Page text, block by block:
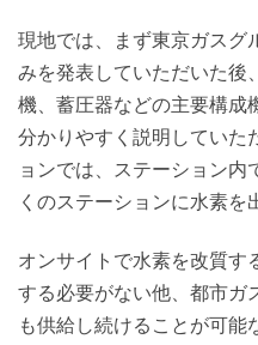
現地では、まず東京ガスグ
みを発表していただいた後
機、蓄圧器などの主要構成
分かりやすく説明していた
ョンでは、ステーション
くのステーションに水素を
オンサイトで水素を改質
する必要がない他、都市ガ
も供給し続けることが可能